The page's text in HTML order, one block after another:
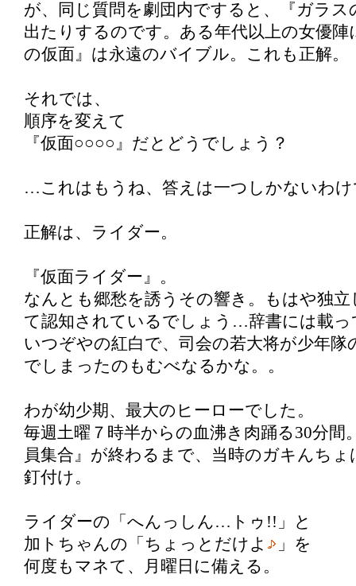
が、同じ質問を劇団内ですると、『ガラ
出たりするのです。ある年代以上の女優
の仮面』は永遠のバイブル。これも正解。
それでは、
順序を変えて
『仮面○○○○』だとどうでしょう？
…これはもうね、答えは一つしかないわ
正解は、ライダー。
『仮面ライダー』。
なんとも郷愁を誘うその響き。もはや独
て認知されているでしょう…辞書には載っ
いつぞやの紅白で、司会の若大将が少年隊
でしまったのもむべなるかな。。
わが幼少期、最大のヒーローでした。
毎週土曜７時半からの血沸き肉踊る30分間
員集合』が終わるまで、当時のガキんち
釘付け。
ライダーの「へんっしん…トゥ!!」と
加トちゃんの「ちょっとだけよ
」を
何度もマネて、月曜日に備える。